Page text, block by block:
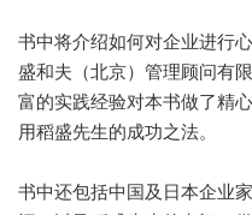
书中将介绍如何对企业进行
盛和夫（北京）管理顾问有
富的实践经验对本书做了精
用稻盛先生的成功之法。
书中还包括中国及日本企业